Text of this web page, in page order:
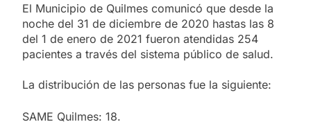
El Municipio de Quilmes comunicó que desde la
noche del 31 de diciembre de 2020 hastas las 8
del 1 de enero de 2021 fueron atendidas 254
pacientes a través del sistema público de salud.
La distribución de las personas fue la siguiente:
SAME Quilmes: 18.